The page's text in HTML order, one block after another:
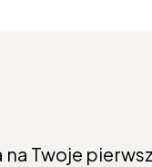
Twoje